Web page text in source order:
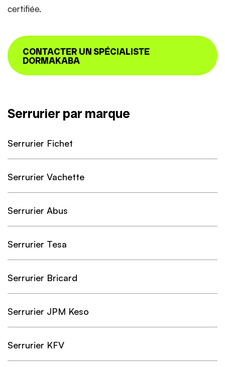
certifiée.
CONTACTER UN SPÉCIALISTE
DORMAKABA
Serrurier par marque
Serrurier Fichet
Serrurier Vachette
Serrurier Abus
Serrurier Tesa
Serrurier Bricard
Serrurier JPM Keso
Serrurier KFV